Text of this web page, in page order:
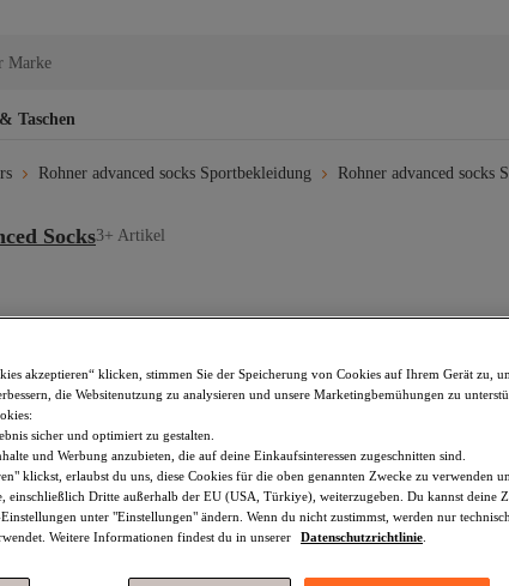
Marke
Taschen
Rohner advanced socks Sportbekleidung Rohner advanced socks
Socks3+ Artikel
akzeptieren“ klicken, stimmen Sie der Speicherung von Cookies auf Ihrem Gerät zu,
die Websitenutzung zu analysieren und unsere Marketingbemühungen zu
sicher und optimiert zu gestalten.
und Werbung anzubieten, die auf deine Einkaufsinteressen zugeschnitten sind.
klickst, erlaubst du uns, diese Cookies für die oben genannten Zwecke zu verwenden
einschließlich Dritte außerhalb der EU (USA, Türkiye), weiterzugeben. Du kannst deine
unter "Einstellungen" ändern. Wenn du nicht zustimmst, werden nur technisch
Weitere Informationen findest du in unserer
Datenschutzrichtlinie